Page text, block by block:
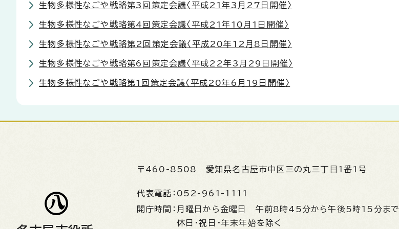
生物多様性なごや戦略第3回策定会議〈平成21年3月27日開催〉
生物多様性なごや戦略第4回策定会議〈平成21年10月1日開催〉
生物多様性なごや戦略第2回策定会議〈平成20年12月8日開催〉
生物多様性なごや戦略第6回策定会議〈平成22年3月29日開催〉
生物多様性なごや戦略第1回策定会議〈平成20年6月19日開催〉
〒460-8508 愛知県名古屋市中区三の丸三丁目1番1号
代表電話： 052-961-1111
開庁時間： 月曜日から金曜日 午前8時45分から午後5時15分まで
休日・祝日・年末年始を除く